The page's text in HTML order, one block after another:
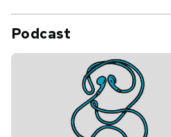
Podcast